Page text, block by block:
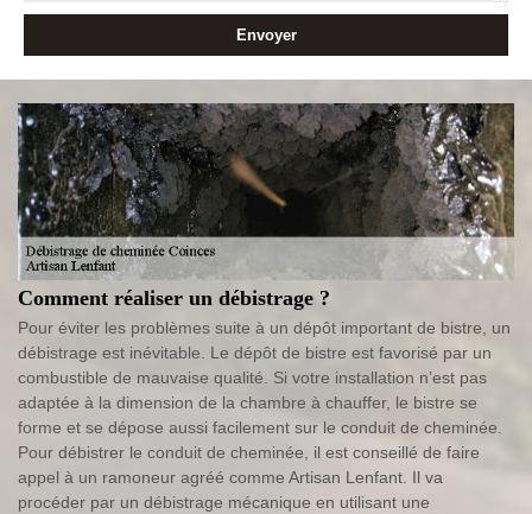
Comment réaliser un débistrage ?
Pour éviter les problèmes suite à un dépôt important de bistre, un
débistrage est inévitable. Le dépôt de bistre est favorisé par un
combustible de mauvaise qualité. Si votre installation n’est pas
adaptée à la dimension de la chambre à chauffer, le bistre se
forme et se dépose aussi facilement sur le conduit de cheminée.
Pour débistrer le conduit de cheminée, il est conseillé de faire
appel à un ramoneur agréé comme Artisan Lenfant. Il va
procéder par un débistrage mécanique en utilisant une